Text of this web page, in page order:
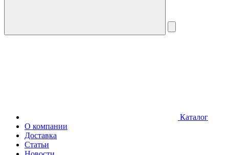
Каталог
О компании
Доставка
Статьи